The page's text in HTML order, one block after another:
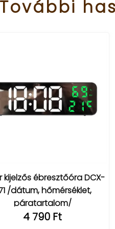
További
ZUZG
MP-N03S Power Bank (20000
mAh)